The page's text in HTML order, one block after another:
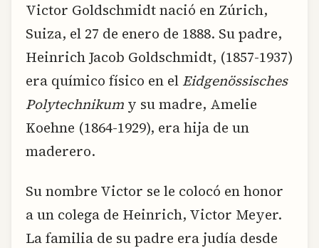
Victor Goldschmidt nació en Zúrich,
Suiza, el 27 de enero de 1888. Su padre,
Heinrich Jacob Goldschmidt, (1857-1937)
era químico físico en elEidgenössisches
Polytechnikum y su madre, Amelie
Koehne (1864-1929), era hija de un
maderero.
Su nombre Victor se le colocó en honor
a un colega de Heinrich, Victor Meyer.
La familia de su padre era judía desde